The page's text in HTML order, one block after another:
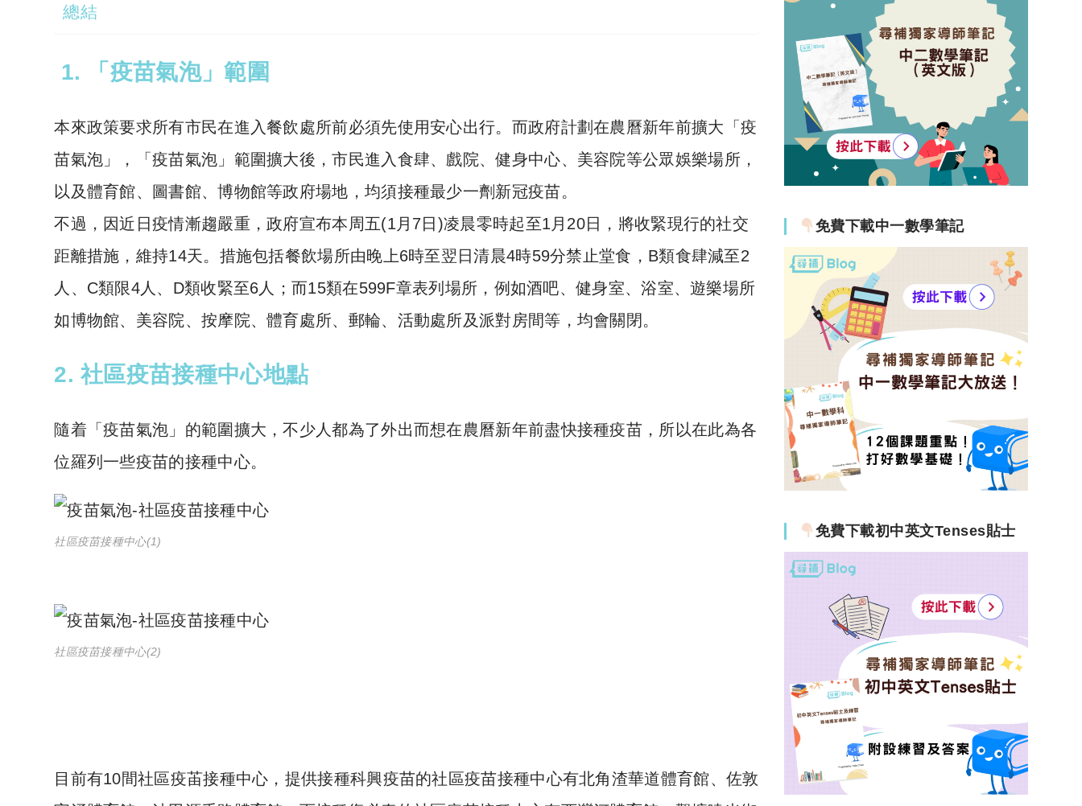
總結
1. 「疫苗氣泡」範圍
本來政策要求所有市民在進入餐飲處所前必須先使用安心出行。而政府計劃在農曆新年前擴大「疫
苗氣泡」，「疫苗氣泡」範圍擴大後，市民進入食肆、戲院、健身中心、美容院等公眾娛樂場所，
以及體育館、圖書館、博物館等政府場地，均須接種最少一劑新冠疫苗。
不過，因近日疫情漸趨嚴重，政府宣布本周五(1月7日)凌晨零時起至1月20日，將收緊現行的社交
距離措施，維持14天。措施包括餐飲場所由晚上6時至翌日清晨4時59分禁止堂食，B類食肆減至2
人、C類限4人、D類收緊至6人；而15類在599F章表列場所，例如酒吧、健身室、浴室、遊樂場所
如博物館、美容院、按摩院、體育處所、郵輪、活動處所及派對房間等，均會關閉。
2. 社區疫苗接種中心地點
隨着「疫苗氣泡」的範圍擴大，不少人都為了外出而想在農曆新年前盡快接種疫苗，所以在此為各
位羅列一些疫苗的接種中心。
社區疫苗接種中心(1)
社區疫苗接種中心(2)
目前有10間社區疫苖接種中心，提供接種科興疫苗的社區疫苗接種中心有北角渣華道體育館、佐敦
免費下載中一數學筆記
免費下載初中英文Tenses貼士